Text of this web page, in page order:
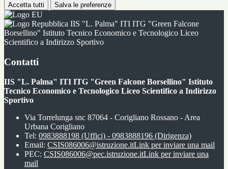
Accetta tutti Salva le preferenze
IIS "L. Palma" ITI ITG "Green Falcone
Borsellino" Istituto Tecnico Economico e Tecnologico Liceo
Scientifico a Indirizzo Sportivo
Contatti
IIS "L. Palma" ITI ITG "Green Falcone Borsellino" Istituto
Tecnico Economico e Tecnologico Liceo Scientifico a Indirizzo
Sportivo
Via Torrelunga snc 87064 - Corigliano Rossano - Area
Urbana Corigliano
Tel: 0983888198 (Uffici) - 0983888196 (Dirigenza)
Email: CSIS086006@istruzione.itLink per inviare una mail
PEC: CSIS086006@pec.istruzione.itLink per inviare una
mail